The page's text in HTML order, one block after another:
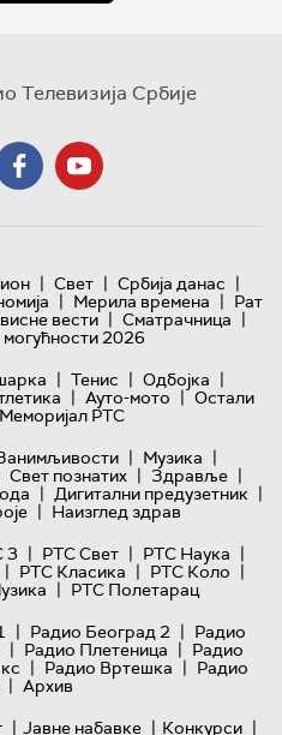
Телевизија Србије
| Свет | Србија данас |
| Мерила времена | Рат
вести | Сматрачница |
2026
| Тенис | Одбојка |
| Ауто-мото | Остали
Меморијал РТС
| Музика |
Свет познатих | Здравље |
| Дигитални предузетник |
| Наизглед здрав
3 | РТС Свет | РТС Наука |
| РТС Класика | РТС Коло |
| РТС Полетарац
| Радио Београд 2 | Радио
| Радио Плетеница | Радио
| Радио Вртешка | Радио
| Архив
| Јавне набавке | Конкурси |